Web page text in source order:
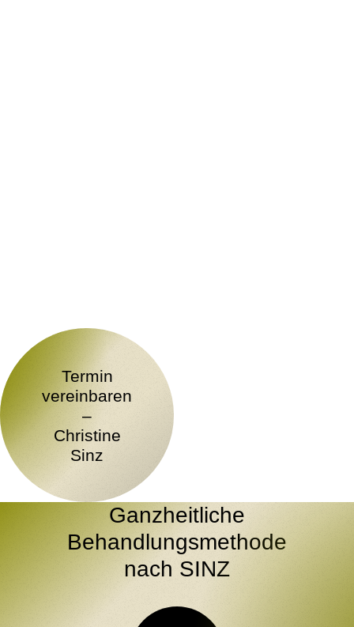
Termin
vereinbaren
–
Christine
Sinz
Ganzheitliche
Behandlungsmethode
nach SINZ